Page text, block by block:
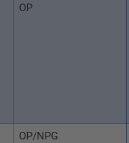
OP
OP/NPG